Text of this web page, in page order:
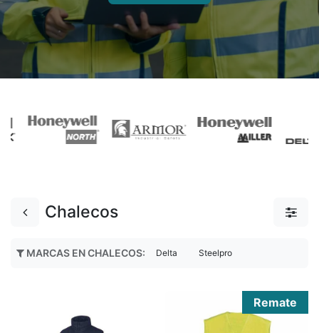
Chalecos
MARCAS EN CHALECOS: Delta Steelpro
Remate